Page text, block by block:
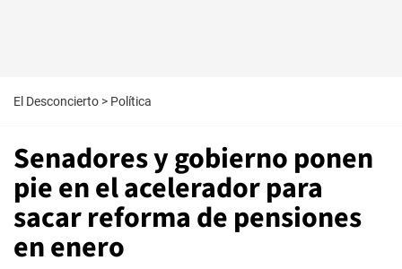
El Desconcierto > Política
Senadores y gobierno ponen
pie en el acelerador para
sacar reforma de pensiones
en enero